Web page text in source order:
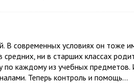
В современных условиях он тоже
ни в старших классах
по каждому из учебных
Теперь контроль и помощь…